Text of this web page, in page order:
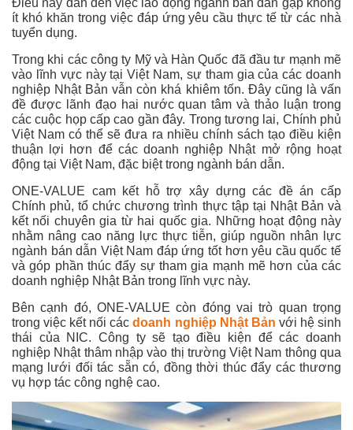
Điều này dẫn đến việc lao động ngành bán dẫn gặp không
ít khó khăn trong việc đáp ứng yêu cầu thực tế từ các nhà
tuyển dụng.
Trong khi các công ty Mỹ và Hàn Quốc đã đầu tư mạnh mẽ
vào lĩnh vực này tại Việt Nam, sự tham gia của các doanh
nghiệp Nhật Bản vẫn còn khá khiêm tốn. Đây cũng là vấn
đề được lãnh đạo hai nước quan tâm và thảo luận trong
các cuộc họp cấp cao gần đây. Trong tương lai, Chính phủ
Việt Nam có thể sẽ đưa ra nhiều chính sách tạo điều kiện
thuận lợi hơn để các doanh nghiệp Nhật mở rộng hoạt
động tại Việt Nam, đặc biệt trong ngành bán dẫn.
ONE-VALUE cam kết hỗ trợ xây dựng các đề án cấp
Chính phủ, tổ chức chương trình thực tập tại Nhật Bản và
kết nối chuyên gia từ hai quốc gia. Những hoạt động này
nhằm nâng cao năng lực thực tiễn, giúp nguồn nhân lực
ngành bán dẫn Việt Nam đáp ứng tốt hơn yêu cầu quốc tế
và góp phần thúc đẩy sự tham gia mạnh mẽ hơn của các
doanh nghiệp Nhật Bản trong lĩnh vực này.
Bên cạnh đó, ONE-VALUE còn đóng vai trò quan trọng
trong việc kết nối cácdoanh nghiệp Nhật Bản với hệ sinh
thái của NIC. Công ty sẽ tạo điều kiện để các doanh
nghiệp Nhật thâm nhập vào thị trường Việt Nam thông qua
mạng lưới đối tác sẵn có, đồng thời thúc đẩy các thương
vụ hợp tác công nghệ cao.